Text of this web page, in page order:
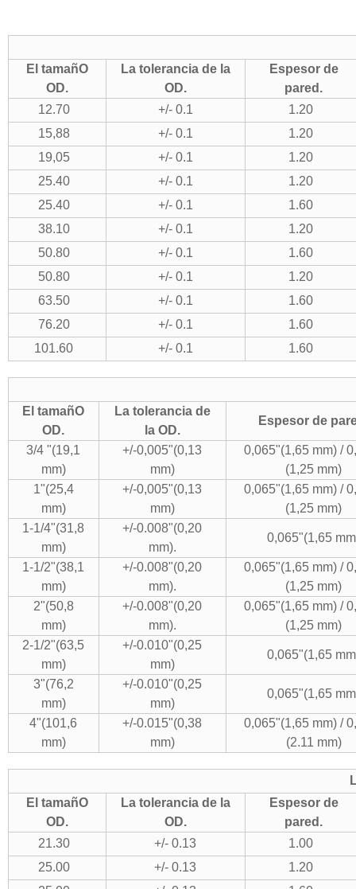
El tamañO
OD.
La tolerancia de la
OD.
Espesor de
pared.
12.70
+/- 0.1
1.20
15,88
+/- 0.1
1.20
19,05
+/- 0.1
1.20
25.40
+/- 0.1
1.20
25.40
+/- 0.1
1.60
38.10
+/- 0.1
1.20
50.80
+/- 0.1
1.60
50.80
+/- 0.1
1.20
63.50
+/- 0.1
1.60
76.20
+/- 0.1
1.60
101.60
+/- 0.1 1.60
El tamañO
OD.
La tolerancia de
la OD.
Espesor de
3/4 "(19,1
mm)
+/-0,005"(0,13
mm)
0,065"(1,65 mm) /
(1,25 mm)
1"(25,4
mm)
+/-0,005"(0,13
mm)
0,065"(1,65 mm) /
(1,25 mm)
1-1/4"(31,8
mm)
+/-0.008"(0,20
mm).
0,065"(1,65
1-1/2"(38,1
mm)
+/-0.008"(0,20
mm).
0,065"(1,65 mm) /
(1,25 mm)
2"(50,8
mm)
+/-0.008"(0,20
mm).
0,065"(1,65 mm) /
(1,25 mm)
2-1/2"(63,5
mm)
+/-0.010"(0,25
mm)
0,065"(1,65
3"(76,2
mm)
+/-0.010"(0,25
mm)
0,065"(1,65
4"(101,6
mm)
+/-0.015"(0,38
mm)
0,065"(1,65 mm) /
(2.11 mm)
El tamañO
OD.
La tolerancia de la
OD.
Espesor de
pared.
21.30
+/- 0.13
1.00
25.00
+/- 0.13
1.20